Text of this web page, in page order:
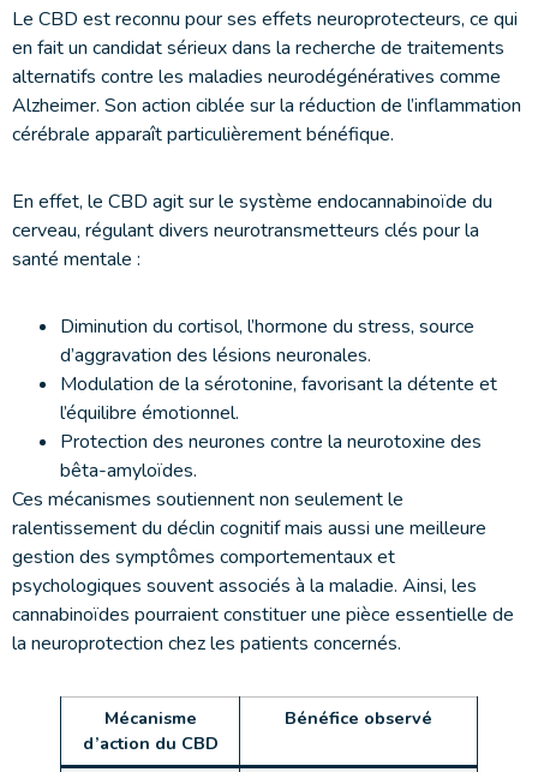
Le CBD est reconnu pour ses effets neuroprotecteurs, ce qui
en fait un candidat sérieux dans la recherche de traitements
alternatifs contre les maladies neurodégénératives comme
Alzheimer. Son action ciblée sur la réduction de l’inflammation
cérébrale apparaît particulièrement bénéfique.
En effet, le CBD agit sur le système endocannabinoïde du
cerveau, régulant divers neurotransmetteurs clés pour la
santé mentale :
Diminution du cortisol, l’hormone du stress, source
d’aggravation des lésions neuronales.
Modulation de la sérotonine, favorisant la détente et
l’équilibre émotionnel.
Protection des neurones contre la neurotoxine des
bêta-amyloïdes.
Ces mécanismes soutiennent non seulement le
ralentissement du déclin cognitif mais aussi une meilleure
gestion des symptômes comportementaux et
psychologiques souvent associés à la maladie. Ainsi, les
cannabinoïdes pourraient constituer une pièce essentielle de
la neuroprotection chez les patients concernés.
Mécanisme
d’action du CBD
Bénéfice observé